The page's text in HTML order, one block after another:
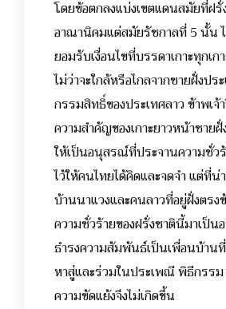
โดยข้อตกลงแบ่งเขตแดนสมัยที่ฝรั่
อาณานิคมแต่สมัยรัชกาลที่ 5 นั้น
ยอมรับเงื่อนไขที่บรรดาเกาะทุกเก
ไม่ว่าจะใกล้หรือไกลจากชายฝั่งปร
กรรมสิทธิ์ของประเทศลาว ข้าพเจ้
ความสำคัญของเกาะยาวหน้าชาย
ให้เป็นอนุสรณ์ที่ประจานความชั่ว
ไว้ให้คนไทยได้คิดและจดจำ แต่ที่
บ้านนาแวงและคนลาวที่อยู่ฝั่งตรง
ความชั่วร้ายของฝรั่งชาตินี้มาเป็
ธำรงความสัมพันธ์เป็นเพื่อนบ้าน
หาสู่และร่วมในประเพณี พิธีกรรม
ความขัดแย้งจึงไม่เกิดขึ้น